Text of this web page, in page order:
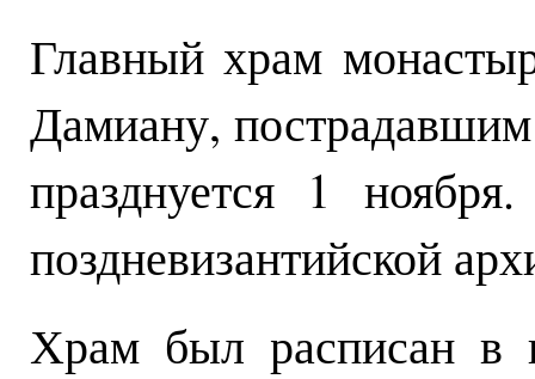
Главный храм
Дамиану,
празднуется 1
поздневизантийской
Храм был расписан в